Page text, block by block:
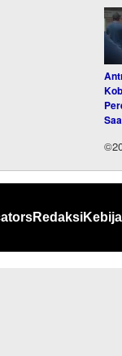
Redaksi